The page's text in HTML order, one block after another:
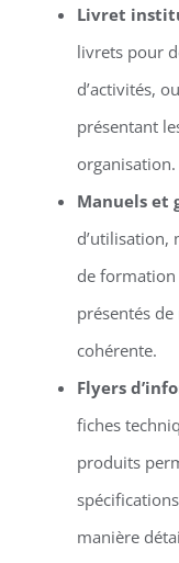
Livret
livrets pour
d’activités,
présentant
organisation.
Manuels et
d’utilisation,
de formation
présentés
cohérente.
Flyers
fiches
produits
manière